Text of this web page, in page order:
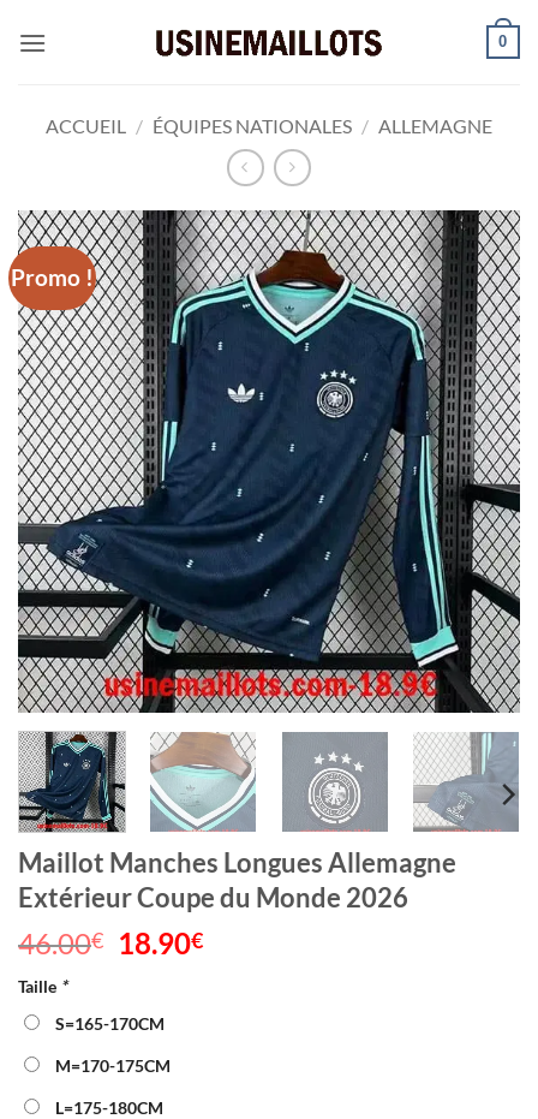
0
ACCUEIL / ÉQUIPES NATIONALES / ALLEMAGNE
Promo !
Maillot Manches Longues Allemagne
Extérieur Coupe du Monde 2026
46.00€
Le
était :
46.00€.
18.90€
Taille *
S=165-170CM
M=170-175CM
L=175-180CM